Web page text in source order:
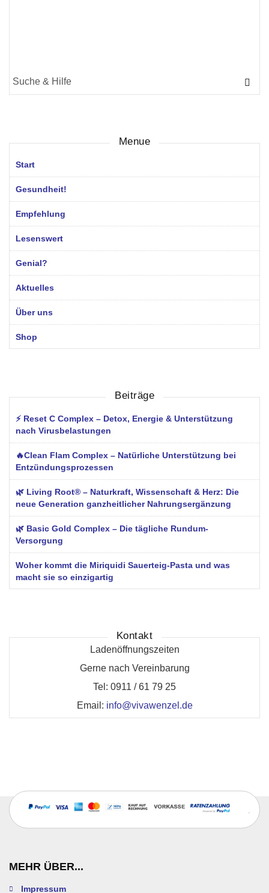
Menue
Start
Gesundheit!
Empfehlung
Lesenswert
Genial?
Aktuelles
Über uns
Shop
Beiträge
⚡ Reset C Complex – Detox, Energie & Unterstützung
nach Virusbelastungen
🔥Clean Flam Complex – Natürliche Unterstützung bei
Entzündungsprozessen
🌿 Living Root® – Naturkraft, Wissenschaft & Herz: Die
neue Generation ganzheitlicher Nahrungsergänzung
🌿 Basic Gold Complex – Die tägliche Rundum-
Versorgung
Woher kommt die Miriquidi Sauerteig-Pasta und was
macht sie so einzigartig
Kontakt
Ladenöffnungszeiten
Gerne nach Vereinbarung
Tel: 0911 / 61 79 25
Email: info@vivawenzel.de
MEHR ÜBER...
Impressum